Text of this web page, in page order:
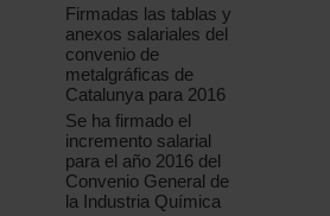
Firmadas las tablas y
anexos salariales del
convenio de
metalgráficas de
Catalunya para 2016
Se ha firmado el
incremento salarial
para el año 2016 del
Convenio General de
la Industria Química